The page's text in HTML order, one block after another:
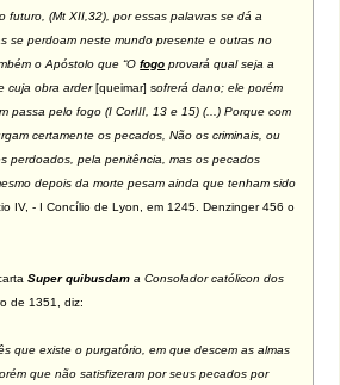
futuro, (Mt XII,32), por essas palavras se dá a
se perdoam neste mundo presente e outras no
o Apóstolo que “Ofogo provará qual seja a
cuja obra arder[queimar] sofrerá dano; ele porém
passa pelo fogo (I CorIII, 13 e 15) (...) Porque com
certamente os pecados, Não os criminais, ou
perdoados, pela penitência, mas os pecados
depois da morte pesam ainda que tenham sido
IV, - I Concílio de Lyon, em 1245. Denzinger 456 o
Super quibusdam a Consolador católicon dos
de 1351, diz:
que existe o purgatório, em que descem as almas
que não satisfizeram por seus pecados por